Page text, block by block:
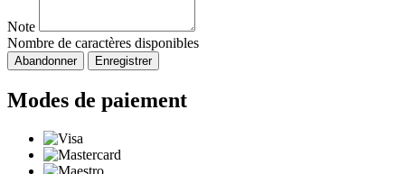
Note
Nombre de caractères disponibles
Abandonner Enregistrer
Modes de paiement